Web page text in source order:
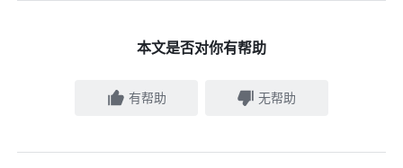
本文是否对你有帮助
有帮助 无帮助